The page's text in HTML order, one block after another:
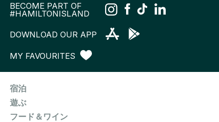
BECOME PART OF
#HAMILTONISLAND
DOWNLOAD OUR APP
MY FAVOURITES
宿泊
遊ぶ
フード＆ワイン